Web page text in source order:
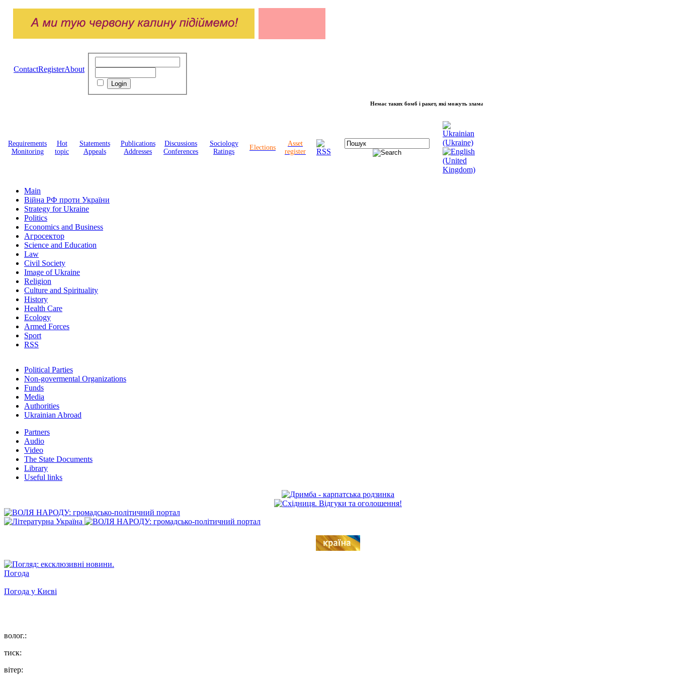
ContactRegisterAbout
Немає таких бомб і ракет, які можуть зламати волю народу, - Президент України Володимир Зеленський
Requirements
Monitoring
Hot
topic
Statements
Appeals
Publications
Addresses
Discussions
Conferences
Sociology
Ratings
Elections
Asset
register
Main
Війна РФ проти України
Strategy for Ukraine
Politics
Economics and Business
Агросектор
Science and Education
Law
Civil Society
Image of Ukraine
Religion
Culture and Spirituality
History
Health Care
Ecology
Armed Forces
Sport
RSS
Political Parties
Non-govermental Organizations
Funds
Мedia
Authorities
Ukrainian Abroad
Partners
Audio
Video
The State Documents
Library
Useful links
Погода
Погода у Києві
волог.:
тиск:
вітер: